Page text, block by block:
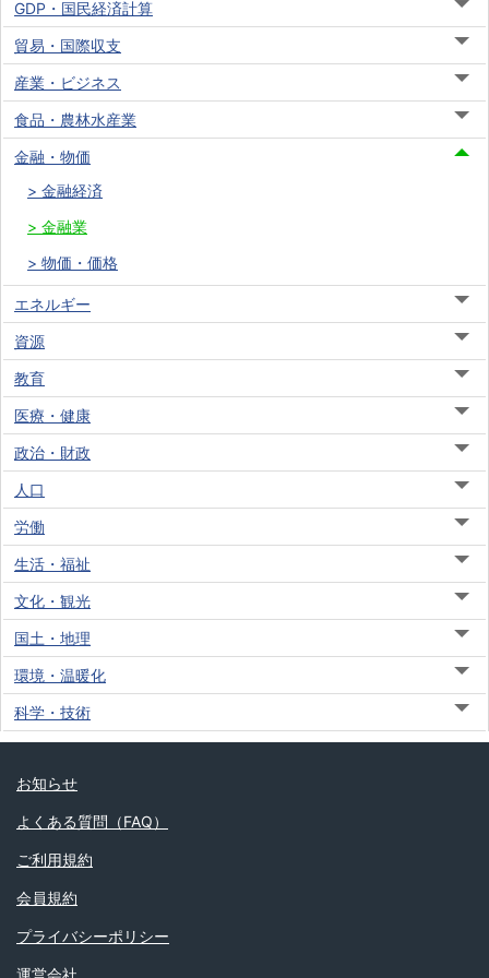
GDP・国民経済計算
貿易・国際収支
産業・ビジネス
食品・農林水産業
金融・物価
金融経済
金融業
物価・価格
エネルギー
資源
教育
医療・健康
政治・財政
人口
労働
生活・福祉
文化・観光
国土・地理
環境・温暖化
科学・技術
お知らせ
よくある質問（FAQ）
ご利用規約
会員規約
プライバシーポリシー
運営会社